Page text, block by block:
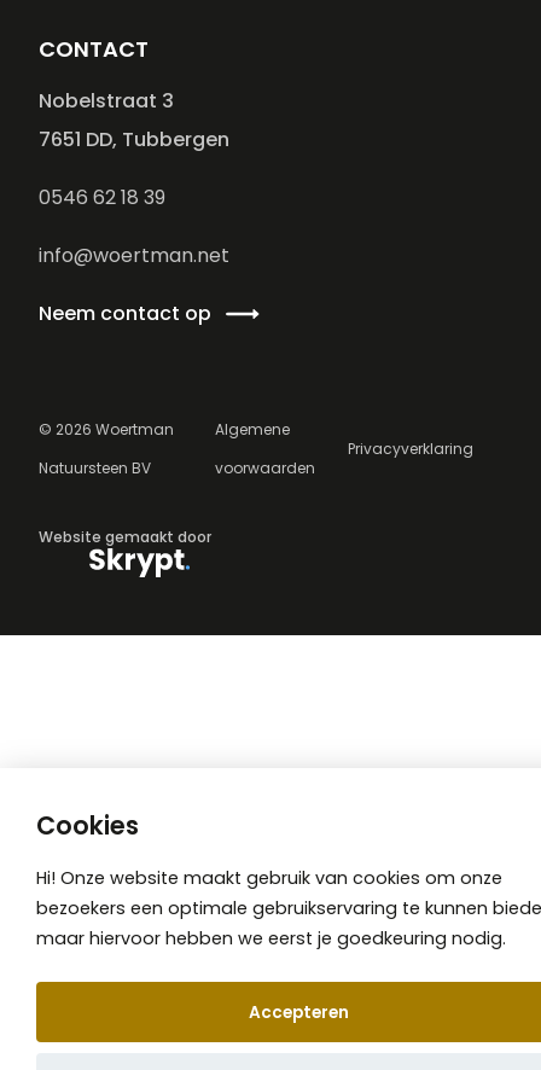
CONTACT
Nobelstraat 3
7651 DD, Tubbergen
0546 62 18 39
info@woertman.net
Neem contact op
© 2026 Woertman
Natuursteen BV
Algemene
voorwaarden
Privacyverklaring
Website gemaakt door
Cookies
Hi! Onze website maakt gebruik van cookies om onze
bezoekers een optimale gebruikservaring te kunnen
maar hiervoor hebben we eerst je goedkeuring nodig.
Accepteren